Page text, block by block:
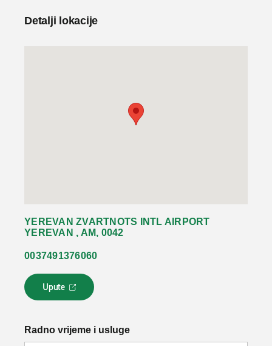
Detalji lokacije
YEREVAN ZVARTNOTS INTL AIRPORT
YEREVAN , AM, 0042
0037491376060
Upute
L
i
k
Radno vrijeme i usluge